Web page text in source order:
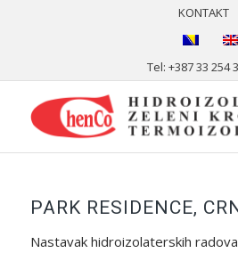
KONTAKT
Tel: +387 33 254
PARK RESIDENCE,
Nastavak hidroizolaterskih